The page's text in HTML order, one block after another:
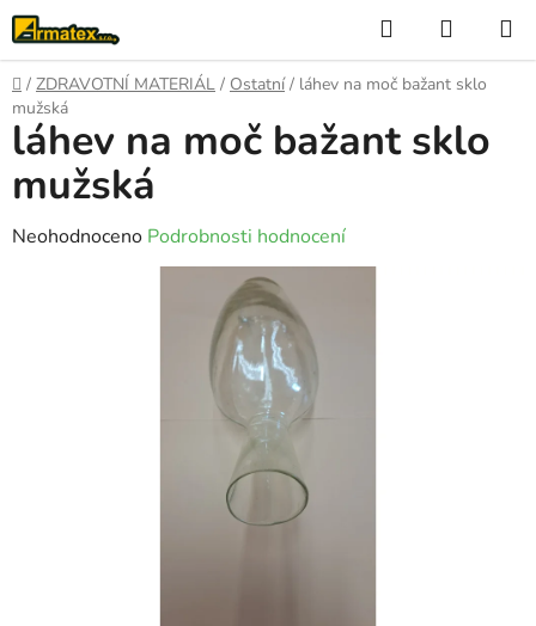
Přejít
na
obsah
Hledat
KOŠÍK
Domů
/ ZDRAVOTNÍ MATERIÁL / Ostatní / láhev na moč bažant sklo
mužská
láhev na moč bažant sklo
mužská
Průměrné
Neohodnoceno Podrobnosti hodnocení